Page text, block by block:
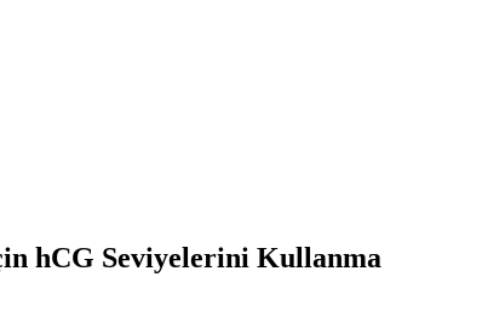
hCG Seviyelerini Kullanma